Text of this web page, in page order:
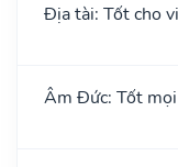
Địa tài: Tốt cho
Âm Đức: Tốt